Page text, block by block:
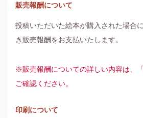
販売報酬について
投稿いただいた絵本が購入された場合
き販売報酬をお支払いたします。
※販売報酬についての詳しい内容は、「
ご確認ください。
印刷について